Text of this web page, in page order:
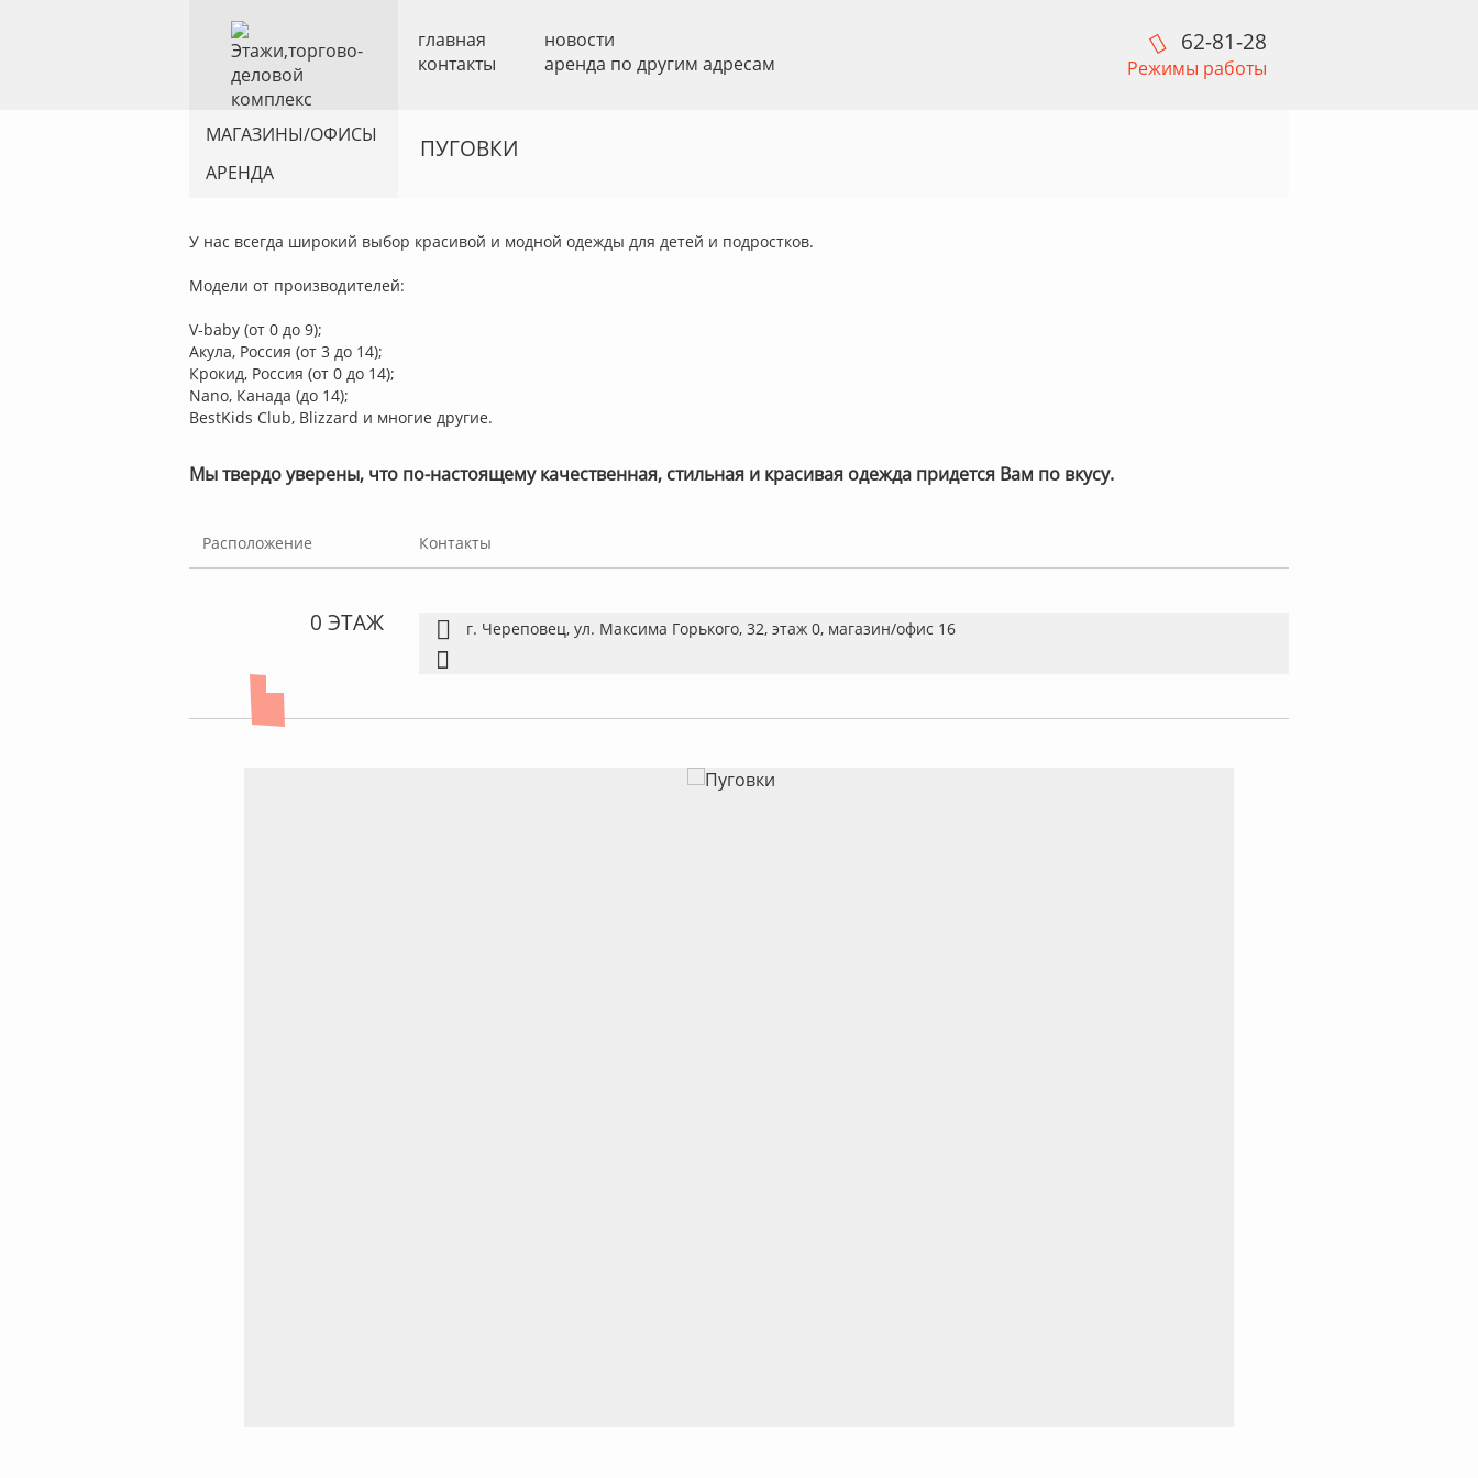
главная
новости
контакты
аренда по другим адресам
62-81-28
Режимы работы
МАГАЗИНЫ/ОФИСЫ
АРЕНДА
ПУГОВКИ
У нас всегда широкий выбор красивой и модной одежды для детей и подростков.
Модели от производителей:
V-baby (от 0 до 9);
Акула, Россия (от 3 до 14);
Крокид, Россия (от 0 до 14);
Nano, Канада (до 14);
BestKids Club, Blizzard и многие другие.
Мы твердо уверены, что по-настоящему качественная, стильная и красивая одежда придется Вам по вкусу.
Расположение Контакты
0 ЭТАЖ г. Череповец, ул. Максима Горького, 32, этаж 0, магазин/офис 16